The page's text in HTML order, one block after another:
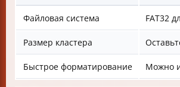
Файловая система FAT32
Размер кластера
Быстрое форматирование Можно